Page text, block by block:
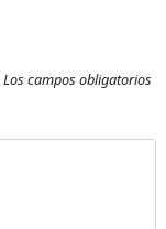
Los campos obligatorios